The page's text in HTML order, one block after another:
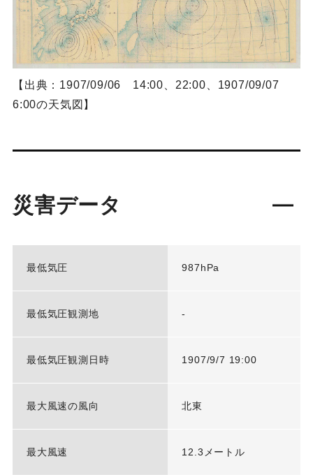
【出典：1907/09/06 14:00、22:00、1907/09/07
6:00の天気図】
災害データ
最低気圧 987hPa
最低気圧観測地 -
最低気圧観測日時 1907/9/7 19:00
最大風速の風向 北東
最大風速 12.3メートル